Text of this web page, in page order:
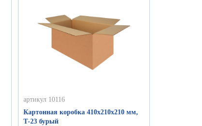
артикул 10116
Картонная коробка 410х210х210 мм,
Т-23 бурый